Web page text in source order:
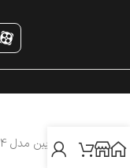
عینک ریبن مدل RB2140IT-54